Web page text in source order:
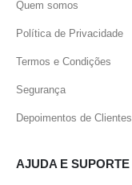
Quem somos
Política de Privacidade
Termos e Condições
Segurança
Depoimentos de Clientes
AJUDA E SUPORTE